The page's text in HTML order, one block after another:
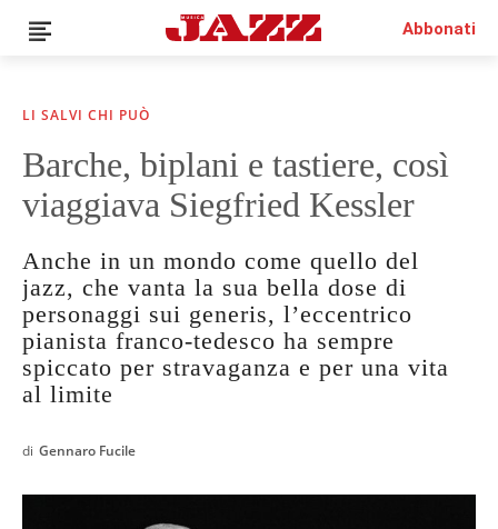
Abbonati
LI SALVI CHI PUÒ
Barche, biplani e tastiere, così
viaggiava Siegfried Kessler
Anche in un mondo come quello del
jazz, che vanta la sua bella dose di
personaggi sui generis, l’eccentrico
pianista franco-tedesco ha sempre
spiccato per stravaganza e per una vita
al limite
di Gennaro Fucile